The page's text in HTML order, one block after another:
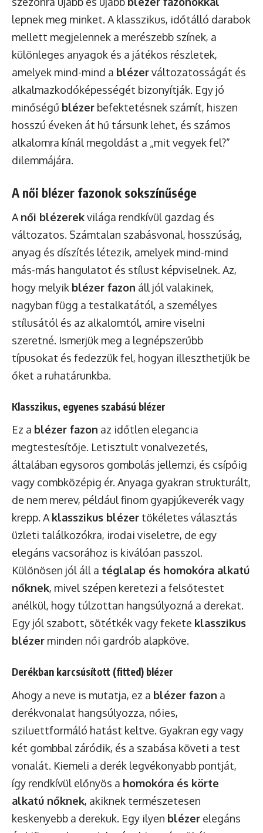
lepnek meg minket. A klasszikus, időtálló darabok
mellett megjelennek a merészebb színek, a
különleges anyagok és a játékos részletek,
amelyek mind-mind a blézerváltozatosságát és
alkalmazkodóképességét bizonyítják. Egy jó
minőségű blézer befektetésnek számít, hiszen
hosszú éveken át hű társunk lehet, és számos
alkalomra kínál megoldást a „mit vegyek fel?”
dilemmájára.
A női blézer fazonok sokszínűsége
A női blézerekvilága rendkívül gazdag és
változatos. Számtalan szabásvonal, hosszúság,
anyag és díszítés létezik, amelyek mind-mind
más-más hangulatot és stílust képviselnek. Az,
hogy melyik blézer fazon áll jól valakinek,
nagyban függ a testalkatától, a személyes
stílusától és az alkalomtól, amire viselni
szeretné. Ismerjük meg a legnépszerűbb
típusokat és fedezzük fel, hogyan illeszthetjük be
őket a ruhatárunkba.
Klasszikus, egyenes szabású blézer
Ez a blézer fazon az időtlen elegancia
megtestesítője. Letisztult vonalvezetés,
általában egysoros gombolás jellemzi, és csípőig
vagy combközépig ér. Anyaga gyakran strukturált,
de nem merev, például finom gyapjúkeverék vagy
krepp. A klasszikus blézer tökéletes választás
üzleti találkozókra, irodai viseletre, de egy
elegáns vacsorához is kiválóan passzol.
Különösen jól áll a téglalap és homokóra alkatú
nőknek, mivel szépen keretezi a felsőtestet
anélkül, hogy túlzottan hangsúlyozná a derekat.
Egy jól szabott, sötétkék vagy fekete klasszikus
blézer minden női gardrób alapköve.
Derékban karcsúsított (fitted) blézer
Ahogy a neve is mutatja, ez a blézer fazon a
derékvonalat hangsúlyozza, nőies,
sziluettformáló hatást keltve. Gyakran egy vagy
két gombbal záródik, és a szabása követi a test
vonalát. Kiemeli a derék legvékonyabb pontját,
így rendkívül előnyös a homokóra és körte
alkatú nőknek, akiknek természetesen
keskenyebb a derekuk. Egy ilyen blézer elegáns